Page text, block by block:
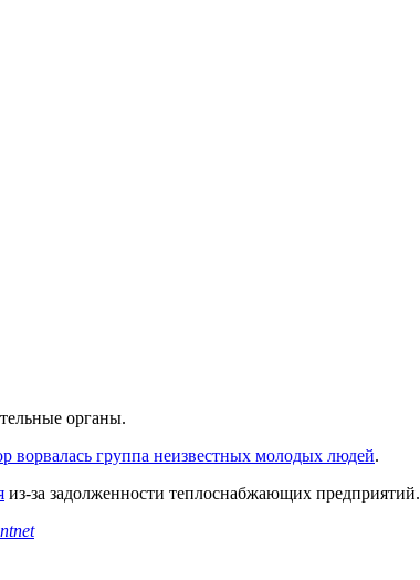
органы.
ворвалась группа неизвестных молодых людей.
из-за задолженности теплоснабжающих предприятий.